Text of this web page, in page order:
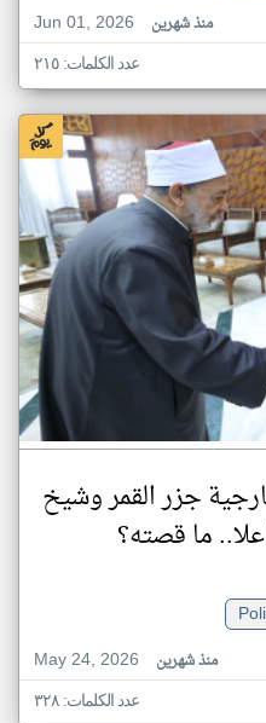
Jun 01, 2026
منذ شهرين
عدد الكلمات: ٢١٥
جزر القمر وشيخ
ما قصته؟
May 24, 2026
منذ شهرين
عدد الكلمات: ٣٢٨